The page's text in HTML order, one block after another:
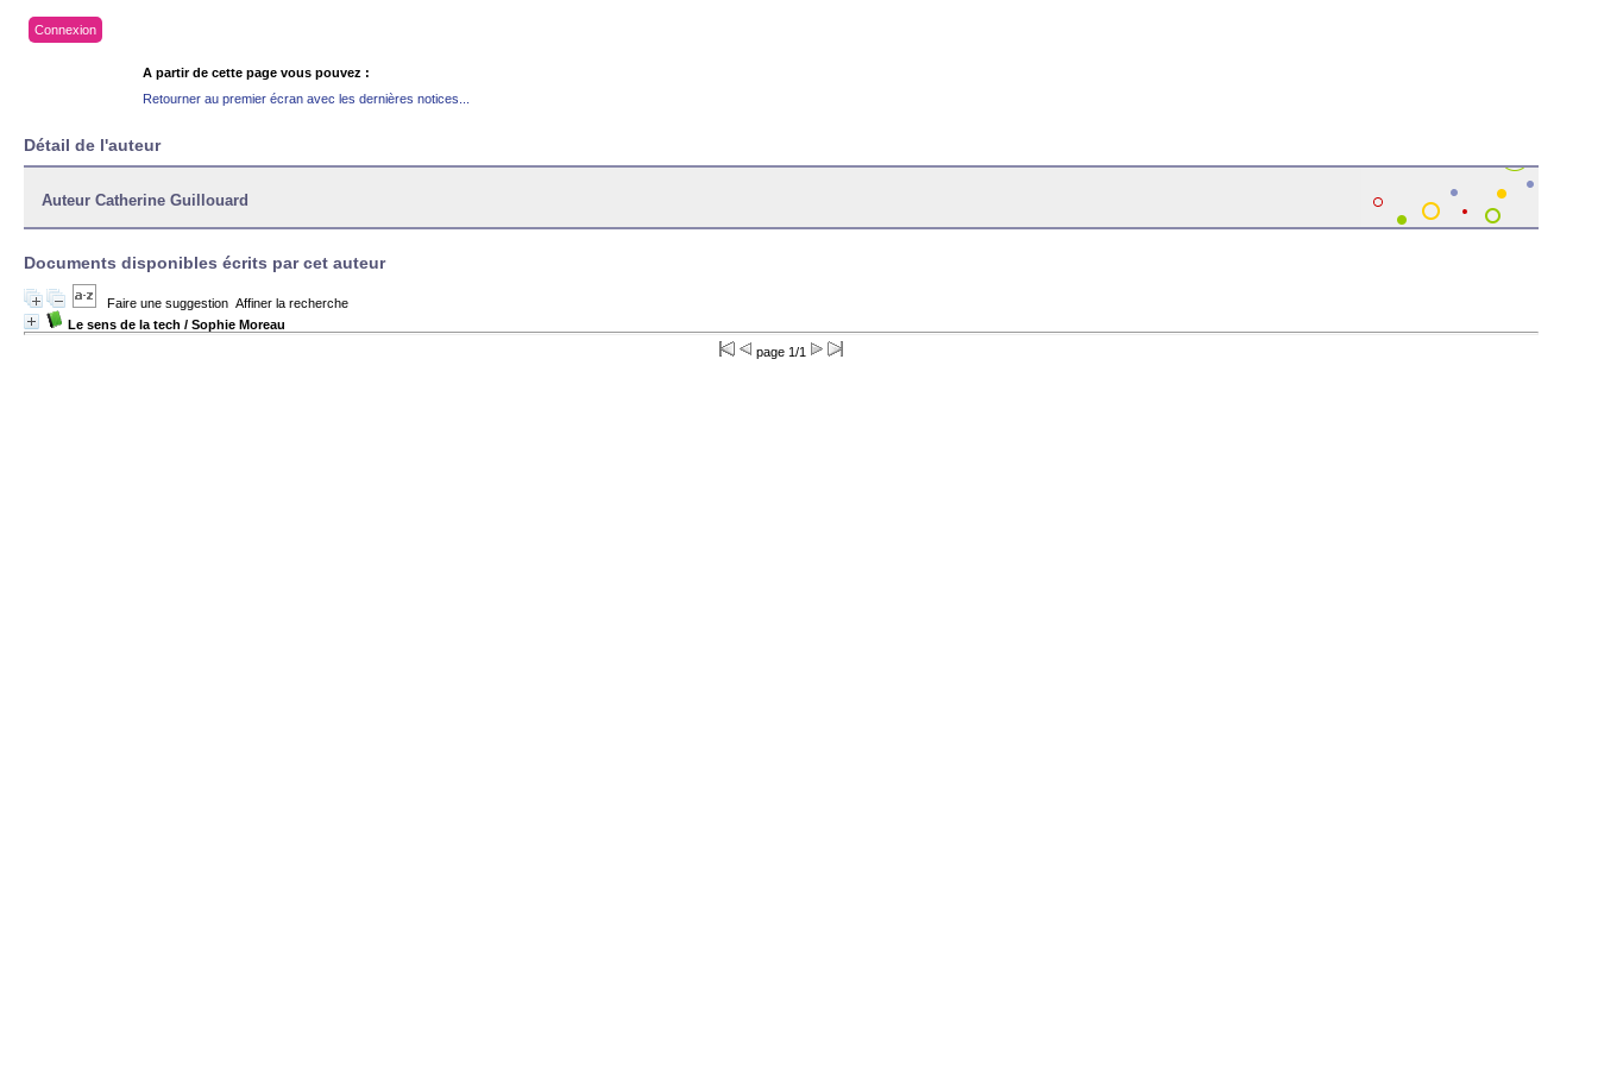
Connexion
A partir de cette page vous pouvez :
Retourner au premier écran avec les dernières notices...
Détail de l'auteur
Auteur Catherine Guillouard
Documents disponibles écrits par cet auteur
Faire une suggestion Affiner la recherche
Le sens de la tech / Sophie Moreau
page 1/1